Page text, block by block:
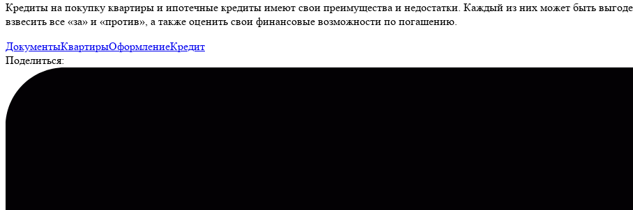
Кредиты на покупку квартиры и ипотечные кредиты имеют свои преимущества и недостатки. Каждый из них может быть
взвесить все «за» и «против», а также оценить свои финансовые возможности по погашению.
ДокументыКвартирыОформлениеКредит
Поделиться: